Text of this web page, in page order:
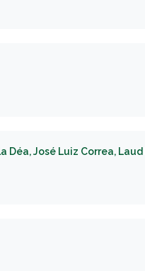
Déa, José Luiz Correa,